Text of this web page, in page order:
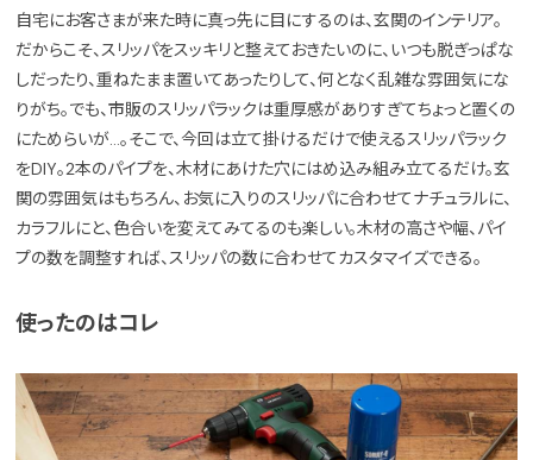
自宅にお客さまが来た時に真っ先に目にするのは、玄関のインテリア。
だからこそ、スリッパをスッキリと整えておきたいのに、いつも脱ぎっぱな
しだったり、重ねたまま置いてあったりして、何となく乱雑な雰囲気にな
りがち。でも、市販のスリッパラックは重厚感がありすぎてちょっと置くの
にためらいが…。そこで、今回は立て掛けるだけで使えるスリッパラック
をDIY。2本のパイプを、木材にあけた穴にはめ込み組み立てるだけ。玄
関の雰囲気はもちろん、お気に入りのスリッパに合わせてナチュラルに、
カラフルにと、色合いを変えてみてるのも楽しい。木材の高さや幅、パイ
プの数を調整すれば、スリッパの数に合わせてカスタマイズできる。
使ったのはコレ